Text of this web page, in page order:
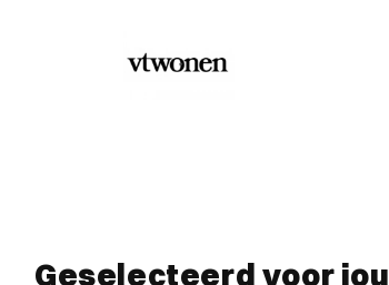
Geselecteerd voor jou